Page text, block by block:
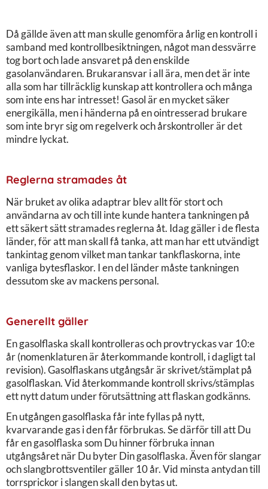
Då gällde även att man skulle genomföra årlig en kontroll i
samband med kontrollbesiktningen, något man dessvärre
tog bort och lade ansvaret på den enskilde
gasolanvändaren. Brukaransvar i all ära, men det är inte
alla som har tillräcklig kunskap att kontrollera och många
som inte ens har intresset! Gasol är en mycket säker
energikälla, men i händerna på en ointresserad brukare
som inte bryr sig om regelverk och årskontroller är det
mindre lyckat.
Reglerna stramades åt
När bruket av olika adaptrar blev allt för stort och
användarna av och till inte kunde hantera tankningen på
ett säkert sätt stramades reglerna åt. Idag gäller i de flesta
länder, för att man skall få tanka, att man har ett utvändigt
tankintag genom vilket man tankar tankflaskorna, inte
vanliga bytesflaskor. I en del länder måste tankningen
dessutom ske av mackens personal.
Generellt gäller
En gasolflaska skall kontrolleras och provtryckas var 10:e
år (nomenklaturen är återkommande kontroll, i dagligt tal
revision). Gasolflaskans utgångsår är skrivet/stämplat på
gasolflaskan. Vid återkommande kontroll skrivs/stämplas
ett nytt datum under förutsättning att flaskan godkänns.
En utgången gasolflaska får inte fyllas på nytt,
kvarvarande gas i den får förbrukas. Se därför till att Du
får en gasolflaska som Du hinner förbruka innan
utgångsåret när Du byter Din gasolflaska. Även för slangar
och slangbrottsventiler gäller 10 år. Vid minsta antydan till
torrsprickor i slangen skall den bytas ut.